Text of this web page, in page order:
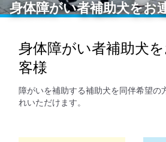
身体障がい者補助犬をお
身体障がい者補助犬
客様
障がいを補助する補助犬を同伴希望の
れいただけます。